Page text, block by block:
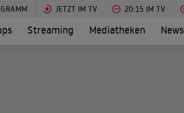
JETZT IM TV 20:15 IM TV
Streaming Mediatheken News